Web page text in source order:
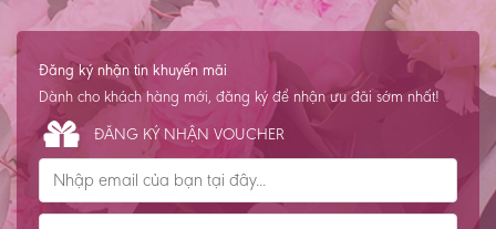
Đăng ký nhận tin khuyến mãi
Dành cho khách hàng mới, đăng ký để nhận ưu đãi sớm nhất!
ĐĂNG KÝ NHẬN VOUCHER